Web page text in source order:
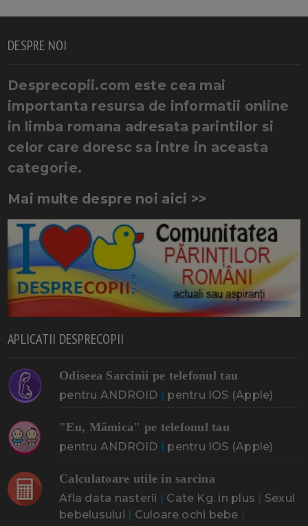
DESPRE NOI
Desprecopii.com este cea mai
importanta resursa de informatii online
in limba romana adresata parintilor si
celor care doresc sa intre in aceasta
categorie.
Mai multe despre noi aici >>
APLICATII DESPRECOPII
Odiseea Sarcinii pe telefonul tau
pentru ANDROID | pentru IOS (Apple)
"Eu, Mămica" pe telefonul tau
pentru ANDROID | pentru IOS (Apple)
Calculatoare utile in sarcina
Afla data nasterii | Cate Kg. in plus | Sexul
bebelusului | Culoare ochi bebe |